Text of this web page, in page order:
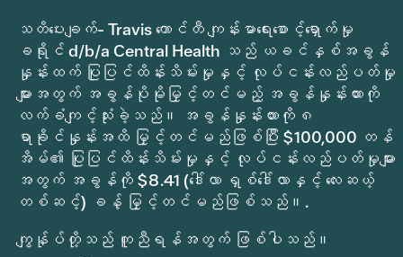
သတိပေးချက်- Travis ကောင်တီ ကျန်းမာရေးစောင့်ရှောက်မှု
ခရိုင် d/b/a Central Health သည် ယခင်နှစ်အခွန်
နှုန်းထက် ပြုပြင်ထိန်းသိမ်းမှုနှင့် လုပ်ငန်းလည်ပတ်မှု
များအတွက် အခွန်ပိုမိုမြှင့်တင်မည့် အခွန်နှုန်းထားကို
လက်ခံကျင့်သုံးခဲ့သည်။ အခွန်နှုန်းထားကို ၈
ရာခိုင်နှုန်းအထိ မြှင့်တင်မည်ဖြစ်ပြီး $100,000 တန်
အိမ်၏ ပြုပြင်ထိန်းသိမ်းမှုနှင့် လုပ်ငန်းလည်ပတ်မှုများ
အတွက် အခွန်ကို $8.41 (ဒေါ်လာ ရှစ်ဒေါ်လာနှင့် လေးဆယ့်
တစ်ဆင့်) ခန့် မြှင့်တင်မည်ဖြစ်သည်။.
ကျွန်ုပ်တို့သည် ကူညီရန်အတွက် ဖြစ်ပါသည်။